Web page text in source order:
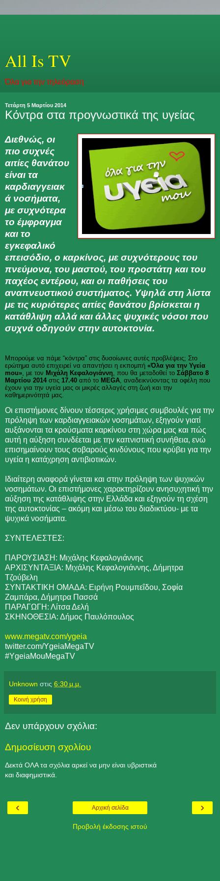
All Is TV
Όλα για την τηλεόραση
Τετάρτη 5 Μαρτίου 2014
Κόντρα στα προγνωστικά της υγείας
Διεθνώς, οι
πιο συχνές
αιτίες θανάτου
είναι τα
καρδιαγγειακ
ά νοσήματα,
με συχνότερα
το έμφραγμα
και το
εγκεφαλικό
επεισόδιο, ο καρκίνος, με συχνότερους του
πνεύμονα, του μαστού, του προστάτη και του
παχέος εντέρου, και οι παθήσεις του
αναπνευστικού συστήματος. Υψηλά στη λίστα
με τις κυριότερες αιτίες θανάτου βρίσκεται η
κατάθλιψη αλλά και άλλες ψυχικές νόσοι που
συχνά οδηγούν στην αυτοκτονία.
Μπορούμε να πάμε “κόντρα” στις δυσοίωνες αυτές προβλέψεις; Στο
ερώτημα αυτό επιχειρεί να απαντήσει η εκπομπή «Όλα για την Υγεία
mou» , με τον Μιχάλη Κεφαλογιάννη , που θα μεταδοθεί το Σάββατο 8
Μαρτίου 2014 στις 17.40 από το MEGA , αναδεικνύοντας τα οφέλη που
έχουν για την υγεία μας οι μικρές αλλαγές στη ζωή και την
καθημερινότητά μας.
Οι επιστήμονες δίνουν τέσσερις χρήσιμες συμβουλές για την
πρόληψη των καρδιαγγειακών νοσημάτων, εξηγούν γιατί
αυξάνονται τα κρούσματα καρκίνου στη χώρα μας και πώς
αυτή η αύξηση συνδέεται με την καπνιστική συνήθεια, ενώ
επισημαίνουν τους σοβαρούς κινδύνους που κρύβει για την
υγεία η κατάχρηση αντιβιοτικών.
Ιδιαίτερη αναφορά γίνεται και στην πρόληψη των ψυχικών
νοσημάτων. Οι επιστήμονες χαρακτηρίζουν ανησυχητική την
αύξηση της κατάθλιψης στην Ελλάδα και εξηγούν τη σχέση
της αυτοκτονίας – ακόμη και μέσω του διαδικτύου- με τα
ψυχικά νοσήματα.
ΣΥΝΤΕΛΕΣΤΕΣ:
ΠΑΡΟΥΣΙΑΣΗ: Μιχάλης Κεφαλογιάννης
ΑΡΧΙΣΥΝΤΑΞΙΑ: Μιχάλης Κεφαλογιάννης, Δήμητρα
Τζούβελη
ΣΥΝΤΑΚΤΙΚΗ ΟΜΑΔΑ: Ειρήνη Ρουμπεΐδου, Σοφία
Ζαμπάρα, Δήμητρα Πασσά
ΠΑΡΑΓΩΓΗ: Λίτσα Δελή
ΣΚΗΝΟΘΕΣΙΑ: Δήμος Παυλόπουλος
www.megatv.com/ygeia
twitter.com/YgeiaMegaTV
#YgeiaMouMegaTV
Unknown στις 6:30 μ.μ.
Κοινή χρήση
Δεν υπάρχουν σχόλια:
Δημοσίευση σχολίου
Δεκτά ΟΛΑ τα σχόλια αρκεί να μην είναι υβριστικά
και διαφημιστικά.
‹ ›
Αρχική σελίδα
Προβολή έκδοσης ιστού